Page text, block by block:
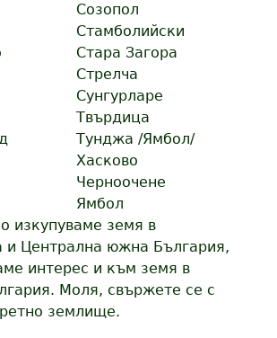
Созопол
Стамболийски
Стара Загора
Стрелча
Сунгурларе
Твърдица
Тунджа /Ямбол/
Хасково
Черноочене
Ямбол
изкупуваме земя в
и Централна южна България,
интерес и към земя в
Моля, свържете се с
землище.